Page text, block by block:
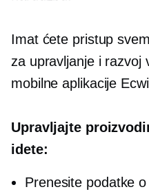
Imat ćete pristup
za upravljanje i razvoj
mobilne aplikacije
Upravljajte
idete:
Prenesite podatke